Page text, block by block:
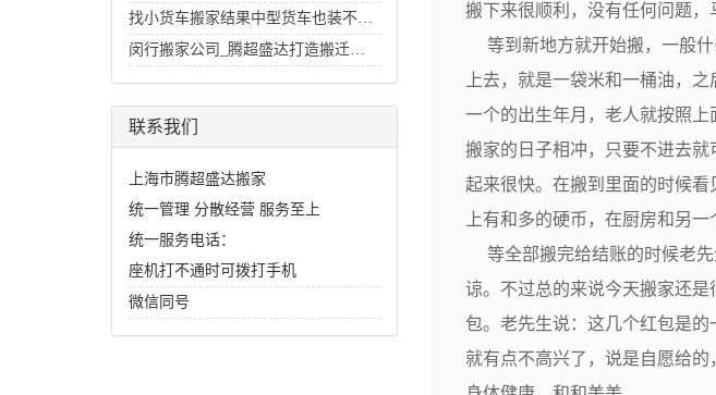
找小货车搬家结果中型货车也装不下的经历
闵行搬家公司_腾超盛达打造搬迁行业里的招牌
联系我们
上海市腾超盛达搬家
统一管理 分散经营 服务至上
统一服务电话：
座机打不通时可拨打手机
微信同号
搬下来很顺利，没有任何问题，
等到新地方就开始搬，一般什
上去，就是一袋米和一桶油，
一个的出生年月，老人就按照
搬家的日子相冲，只要不进去
起来很快。在搬到里面的时候
上有和多的硬币，在厨房和另一
等全部搬完给结账的时候老先
谅。不过总的来说今天搬家还
包。老先生说：这几个红包是
就有点不高兴了，说是自愿给